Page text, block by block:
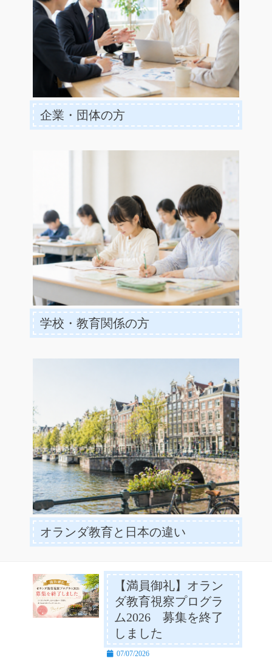
企業・団体の方
学校・教育関係の方
オランダ教育と日本の違い
【満員御礼】オラン
ダ教育視察プログラ
ム2026 募集を終了
しました
投 07/07/2026